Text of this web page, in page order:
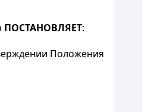
ПОСТАНОВЛЯЕТ:
Положения